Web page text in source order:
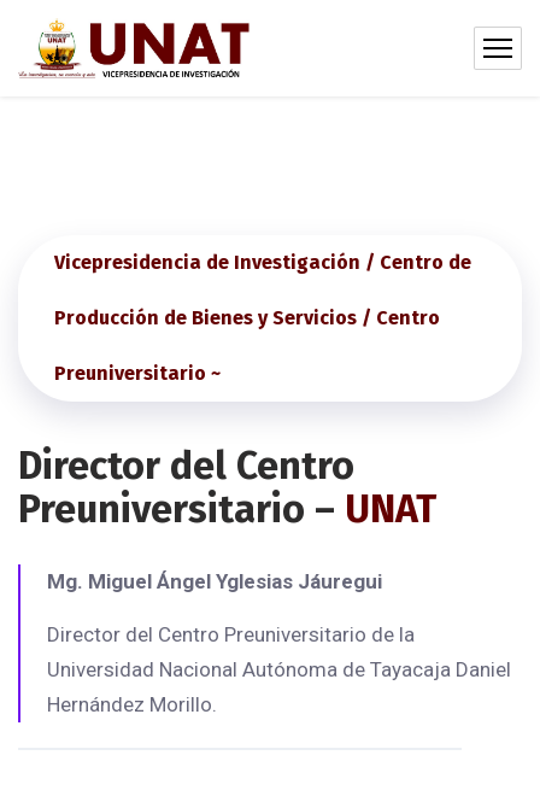
Vicepresidencia de Investigación / Centro de
Producción de Bienes y Servicios / Centro
Preuniversitario ~
Director del Centro
Preuniversitario – UNAT
Mg. Miguel Ángel Yglesias Jáuregui
Director del Centro Preuniversitario de la
Universidad Nacional Autónoma de Tayacaja Daniel
Hernández Morillo.